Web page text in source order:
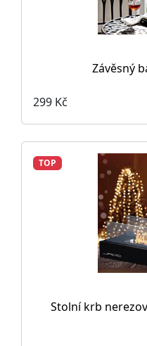
Závěsný
299 Kč
TOP
Stolní krb